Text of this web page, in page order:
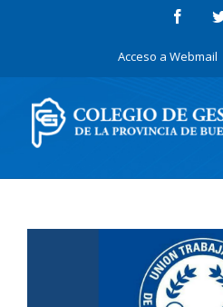
Acceso a Webmail